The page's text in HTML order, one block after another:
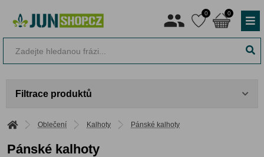
0 0
Filtrace produktů
Oblečení Kalhoty Pánské kalhoty
Pánské kalhoty